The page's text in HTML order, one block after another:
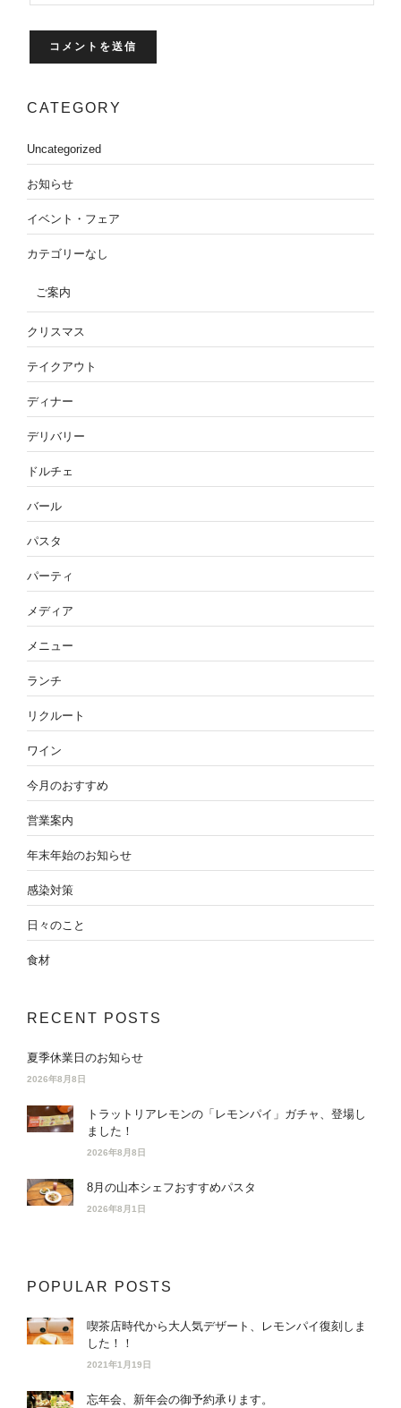
CATEGORY
Uncategorized
お知らせ
イベント・フェア
カテゴリーなし
ご案内
クリスマス
テイクアウト
ディナー
デリバリー
ドルチェ
バール
パスタ
パーティ
メディア
メニュー
ランチ
リクルート
ワイン
今月のおすすめ
営業案内
年末年始のお知らせ
感染対策
日々のこと
食材
RECENT POSTS
夏季休業日のお知らせ
2026年8月8日
トラットリアレモンの「レモンパイ」ガチャ、登場し
ました！
2026年8月8日
8月の山本シェフおすすめパスタ
2026年8月1日
POPULAR POSTS
喫茶店時代から大人気デザート、レモンパイ復刻しま
した！！
2021年1月19日
忘年会、新年会の御予約承ります。